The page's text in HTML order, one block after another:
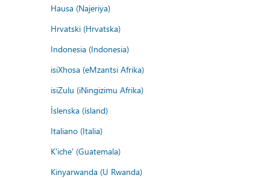
Hausa (Najeriya)
Hrvatski (Hrvatska)
Indonesia (Indonesia)
isiXhosa (eMzantsi Afrika)
isiZulu (iNingizimu Afrika)
Íslenska (ísland)
Italiano (Italia)
K'iche' (Guatemala)
Kinyarwanda (U Rwanda)